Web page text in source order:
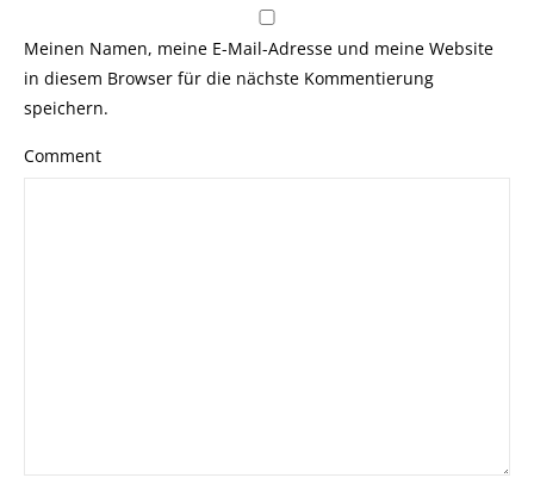
Meinen Namen, meine E-Mail-Adresse und meine Website
in diesem Browser für die nächste Kommentierung
speichern.
Comment